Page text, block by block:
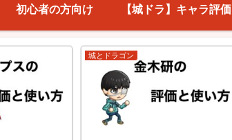
初心者の方向け 【城ドラ】キャラ評価
城とドラゴン